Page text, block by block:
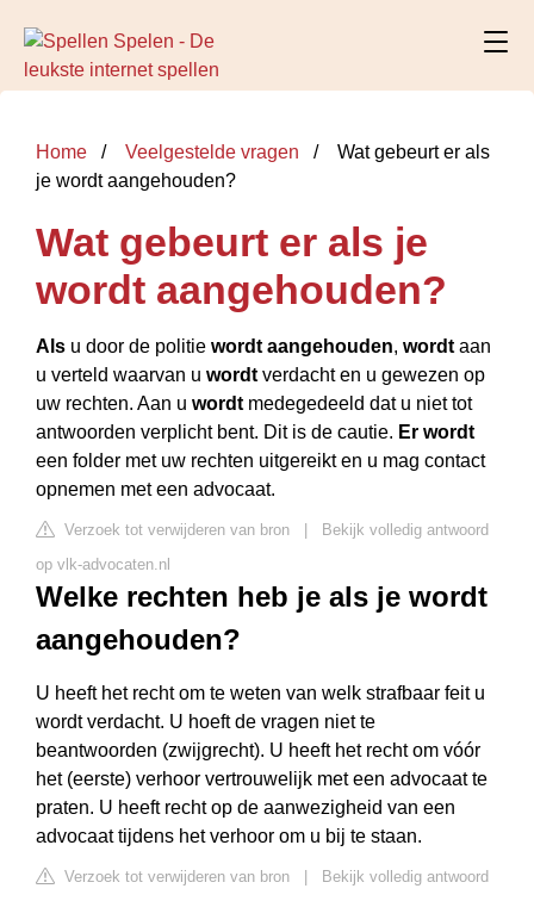
Home Veelgestelde vragen
Wat gebeurt er als
je wordt aangehouden?
Wat gebeurt er als je
wordt aangehouden?
Als u door de politie wordt aangehouden, wordt aan
u verteld waarvan u wordt verdacht en u gewezen op
uw rechten. Aan u wordt medegedeeld dat u niet tot
antwoorden verplicht bent. Dit is de cautie. Er wordt
een folder met uw rechten uitgereikt en u mag contact
opnemen met een advocaat.
Verzoek tot verwijderen van bron
Bekijk volledig antwoord
op vlk-advocaten.nl
Welke rechten heb je als je wordt
aangehouden?
U heeft het recht om te weten van welk strafbaar feit u
wordt verdacht. U hoeft de vragen niet te
beantwoorden (zwijgrecht). U heeft het recht om vóór
het (eerste) verhoor vertrouwelijk met een advocaat te
praten. U heeft recht op de aanwezigheid van een
advocaat tijdens het verhoor om u bij te staan.
Verzoek tot verwijderen van bron
Bekijk volledig antwoord